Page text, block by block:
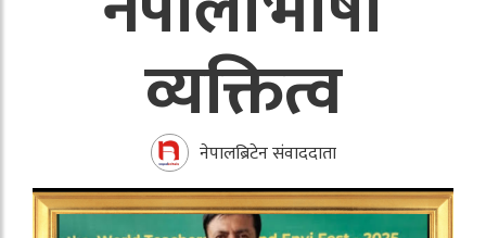
व्यक्तित्व
नेपालब्रिटेन संवाददाता